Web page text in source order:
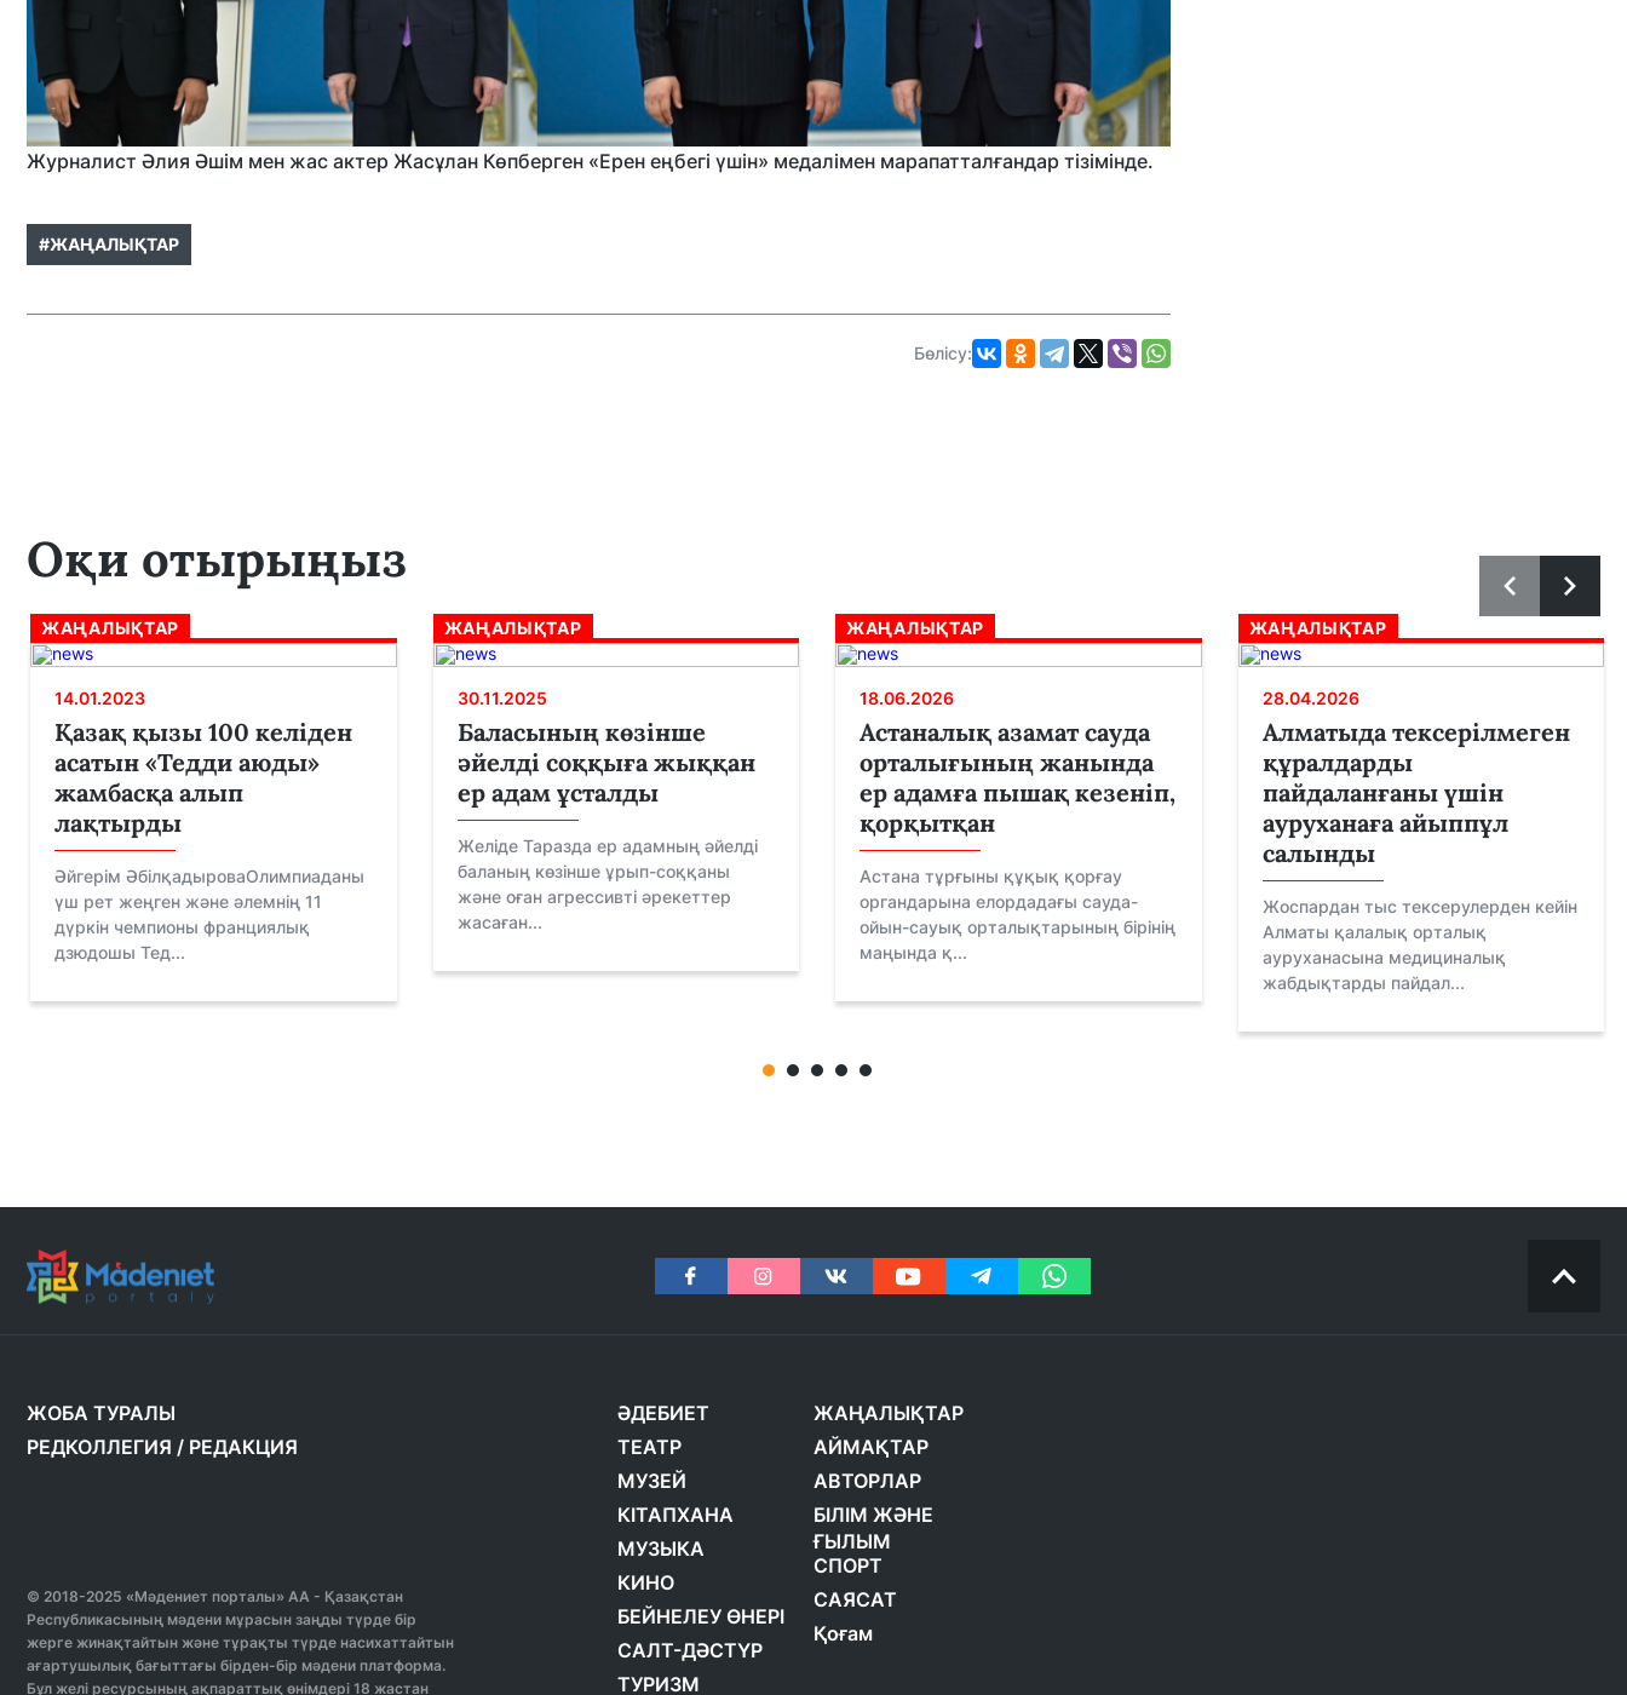
Журналист Әлия Әшім мен жас актер Жасұлан Көпберген «Ерен еңбегі үшін» медалімен марапатталғандар тізімінде.
#ЖАҢАЛЫҚТАР
Бөлісу:
Оқи отырыңыз
ЖАҢАЛЫҚТАР
14.01.2023
Қазақ қызы 100 келіден
асатын «Тедди аюды»
жамбасқа алып
лақтырды
Әйгерім ӘбілқадыроваОлимпиаданы
үш рет жеңген және әлемнің 11
дүркін чемпионы франциялық
дзюдошы Тед...
ЖАҢАЛЫҚТАР
30.11.2025
Баласының көзінше
әйелді соққыға жыққан
ер адам ұсталды
Желіде Таразда ер адамның әйелді
баланың көзінше ұрып-соққаны
және оған агрессивті әрекеттер
жасаған...
ЖАҢАЛЫҚТАР
18.06.2026
Астаналық азамат сауда
орталығының жанында
ер адамға пышақ кезеніп,
қорқытқан
Астана тұрғыны құқық қорғау
органдарына елордадағы сауда-
ойын-сауық орталықтарының бірінің
маңында қ...
ЖАҢАЛЫҚТАР
28.04.2026
Алматыда тексерілмеген
құралдарды
пайдаланғаны үшін
ауруханаға айыппұл
салынды
Жоспардан тыс тексерулерден кейін
Алматы қалалық орталық
ауруханасына медициналық
жабдықтарды пайдал...
ЖОБА ТУРАЛЫ
РЕДКОЛЛЕГИЯ / РЕДАКЦИЯ
© 2018-2025 «Мәдениет порталы» АА - Қазақстан
Республикасының мәдени мұрасын заңды түрде бір
жерге жинақтайтын және тұрақты түрде насихаттайтын
ағартушылық бағыттағы бірден-бір мәдени платформа.
Бұл желі ресурсының ақпараттық өнімдері 18 жастан
ӘДЕБИЕТ
ТЕАТР
МУЗЕЙ
КІТАПХАНА
МУЗЫКА
КИНО
БЕЙНЕЛЕУ ӨНЕРІ
САЛТ-ДӘСТҮР
ТУРИЗМ
ЖАҢАЛЫҚТАР
АЙМАҚТАР
АВТОРЛАР
БІЛІМ ЖӘНЕ
ҒЫЛЫМ
СПОРТ
САЯСАТ
Қоғам